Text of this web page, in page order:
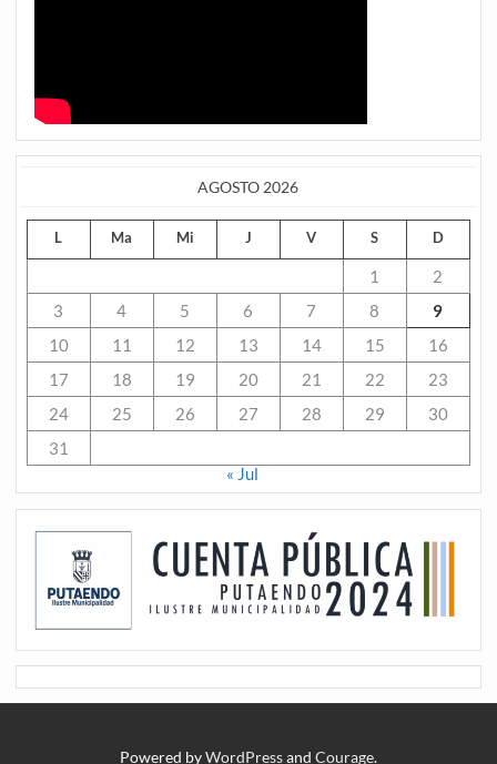
AGOSTO 2026
L Ma Mi J V S D
1
2
3
4 5 6 7 8
9
10
11 12 13 14 15
16
17
18 19 20 21 22
23
24
25 26 27 28 29
30
31
« Jul
Powered byWordPressand Courage.